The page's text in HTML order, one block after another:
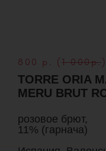
800 р. ( 1 000р.)
TORRE ORIA
MERU BRUT
розовое брют,
11% (гарнача)